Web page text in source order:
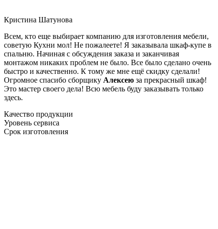
Кристина Шатунова
Всем, кто еще выбирает компанию для изготовления мебели,
советую Кухни мол! Не пожалеете! Я заказывала шкаф-купе в
спальню. Начиная с обсуждения заказа и заканчивая
монтажом никаких проблем не было. Все было сделано очень
быстро и качественно. К тому же мне ещё скидку сделали!
Огромное спасибо сборщику Алексею за прекрасный шкаф!
Это мастер своего дела! Всю мебель буду заказывать только
здесь.
Качество продукции
Уровень сервиса
Срок изготовления